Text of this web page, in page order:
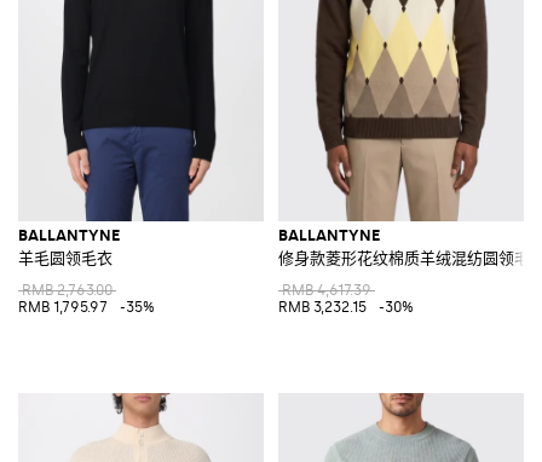
BALLANTYNE
羊毛圆领毛衣
RMB 2,763.00
RMB 1,795.97
-35%
BALLANTYNE
修身款菱形花纹棉质羊绒混纺圆领毛
RMB 4,617.39
RMB 3,232.15
-30%